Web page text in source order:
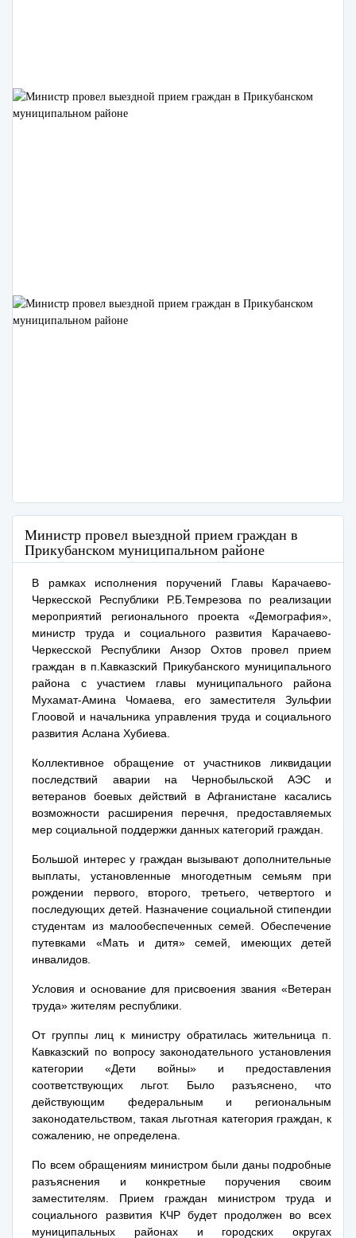
Министр провел выездной прием граждан в
Прикубанском муниципальном районе
В рамках исполнения поручений Главы Карачаево-
Черкесской Республики Р.Б.Темрезова по реализации
мероприятий регионального проекта «Демография»,
министр труда и социального развития Карачаево-
Черкесской Республики Анзор Охтов провел прием
граждан в п.Кавказский Прикубанского муниципального
района с участием главы муниципального района
Мухамат-Амина Чомаева, его заместителя Зульфии
Глоовой и начальника управления труда и социального
развития Аслана Хубиева.
Коллективное обращение от участников ликвидации
последствий аварии на Чернобыльской АЭС и
ветеранов боевых действий в Афганистане касались
возможности расширения перечня, предоставляемых
мер социальной поддержки данных категорий граждан.
Большой интерес у граждан вызывают дополнительные
выплаты, установленные многодетным семьям при
рождении первого, второго, третьего, четвертого и
последующих детей. Назначение социальной стипендии
студентам из малообеспеченных семей. Обеспечение
путевками «Мать и дитя» семей, имеющих детей
инвалидов.
Условия и основание для присвоения звания «Ветеран
труда» жителям республики.
От группы лиц к министру обратилась жительница п.
Кавказский по вопросу законодательного установления
категории «Дети войны» и предоставления
соответствующих льгот. Было разъяснено, что
действующим федеральным и региональным
законодательством, такая льготная категория граждан, к
сожалению, не определена.
По всем обращениям министром были даны подробные
разъяснения и конкретные поручения своим
заместителям. Прием граждан министром труда и
социального развития КЧР будет продолжен во всех
муниципальных районах и городских округах